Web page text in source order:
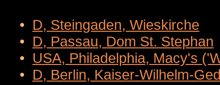
• D, Steingaden, Wieskirche
• D, Passau, Dom St. Stephan
• USA, Philadelphia, Macy's
• D, Berlin, Kaiser-Wilhelm-